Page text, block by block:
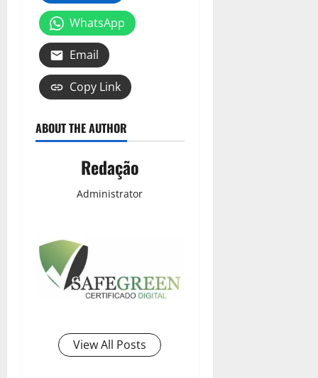
WhatsApp
Email
Copy Link
ABOUT THE AUTHOR
Redação
Administrator
View All Posts